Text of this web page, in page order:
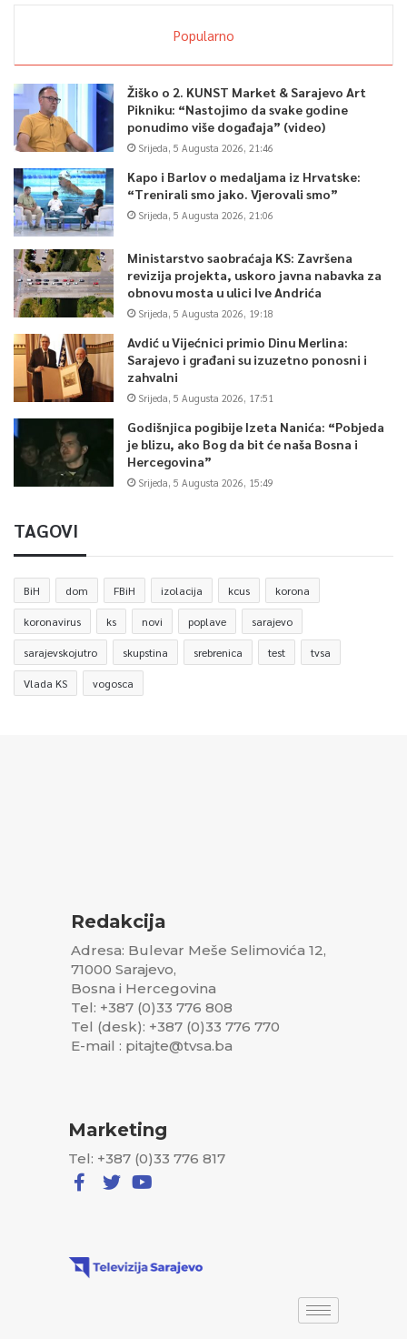
Popularno
Žiško o 2. KUNST Market & Sarajevo Art
Pikniku: “Nastojimo da svake godine
ponudimo više događaja” (video)
Srijeda, 5 Augusta 2026, 21:46
Kapo i Barlov o medaljama iz Hrvatske:
“Trenirali smo jako. Vjerovali smo”
Srijeda, 5 Augusta 2026, 21:06
Ministarstvo saobraćaja KS: Završena
revizija projekta, uskoro javna nabavka za
obnovu mosta u ulici Ive Andrića
Srijeda, 5 Augusta 2026, 19:18
Avdić u Vijećnici primio Dinu Merlina:
Sarajevo i građani su izuzetno ponosni i
zahvalni
Srijeda, 5 Augusta 2026, 17:51
Godišnjica pogibije Izeta Nanića: “Pobjeda
je blizu, ako Bog da bit će naša Bosna i
Hercegovina”
Srijeda, 5 Augusta 2026, 15:49
TAGOVI
BiH dom FBiH izolacija kcus korona
koronavirus ks novi poplave sarajevo
sarajevskojutro skupstina srebrenica test tvsa
Vlada KS vogosca
Redakcija
Adresa: Bulevar Meše Selimovića 12,
71000 Sarajevo,
Bosna i Hercegovina
Tel: +387 (0)33 776 808
Tel (desk): +387 (0)33 776 770
E-mail : pitajte@tvsa.ba
Marketing
Tel: +387 (0)33 776 817